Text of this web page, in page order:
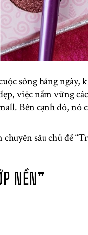
sống hằng
việc nắm vững
Bên cạnh đó, nó
sâu chủ đề
NỀN”